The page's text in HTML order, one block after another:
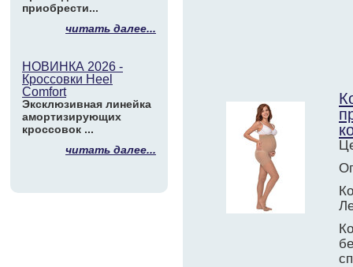
приобрести...
читать далее...
НОВИНКА 2026 -
Кроссовки Heel
Comfort
Эксклюзивная линейка
амортизирующих
кроссовок ...
читать далее...